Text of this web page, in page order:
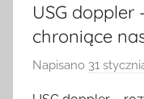
USG doppler
chroniące
Napisano 31